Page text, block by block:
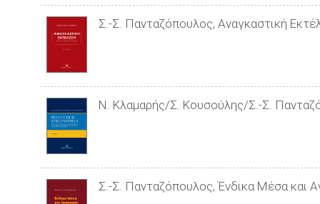
Σ.-Σ. Πανταζόπουλος, Αναγκαστική
Ν. Κλαμαρής/Σ. Κουσούλης/Σ.-Σ.
Σ.-Σ. Πανταζόπουλος, Ένδικα Μέσα και